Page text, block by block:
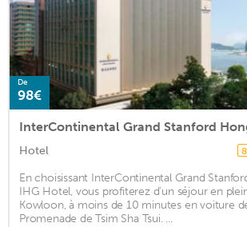
De
98€
Hotel
En choisissant InterContinental Grand
IHG Hotel, vous profiterez d'un séjour en
Kowloon, à moins de 10 minutes en voiture
Promenade de Tsim Sha Tsui. ...